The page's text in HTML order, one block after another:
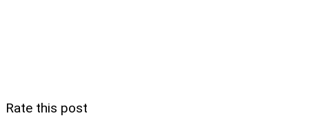
Rate this post